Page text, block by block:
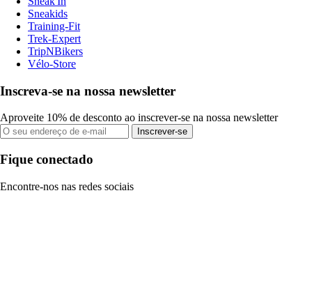
Sneakids
Training-Fit
Trek-Expert
TripNBikers
Vélo-Store
Inscreva-se na nossa newsletter
Aproveite 10% de desconto ao inscrever-se na nossa newsletter
Inscrever-se
Fique conectado
Encontre-nos nas redes sociais